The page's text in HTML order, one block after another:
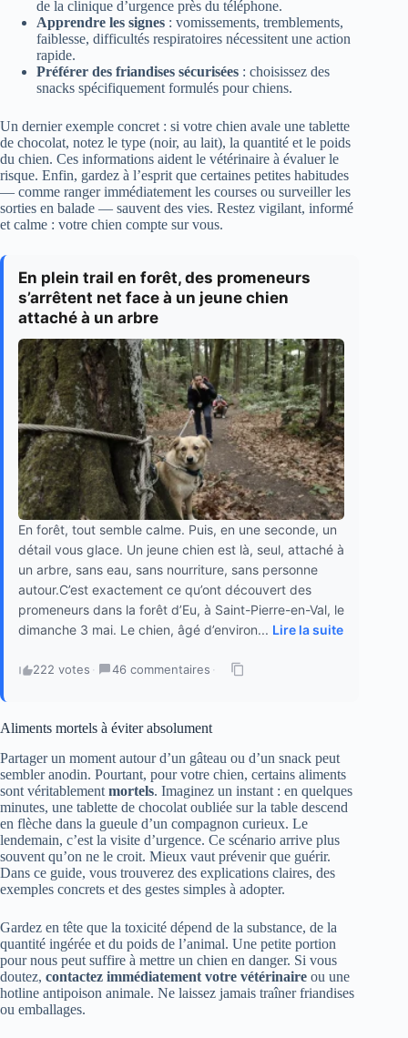
de la clinique d’urgence près du téléphone.
Apprendre les signes : vomissements, tremblements,
faiblesse, difficultés respiratoires nécessitent une action
rapide.
Préférer des friandises sécurisées : choisissez des
snacks spécifiquement formulés pour chiens.
Un dernier exemple concret : si votre chien avale une tablette
de chocolat, notez le type (noir, au lait), la quantité et le poids
du chien. Ces informations aident le vétérinaire à évaluer le
risque. Enfin, gardez à l’esprit que certaines petites habitudes
— comme ranger immédiatement les courses ou surveiller les
sorties en balade — sauvent des vies. Restez vigilant, informé
et calme : votre chien compte sur vous.
En plein trail en forêt, des promeneurs
s’arrêtent net face à un jeune chien
attaché à un arbre
En forêt, tout semble calme. Puis, en une seconde, un
détail vous glace. Un jeune chien est là, seul, attaché à
un arbre, sans eau, sans nourriture, sans personne
autour.C’est exactement ce qu’ont découvert des
promeneurs dans la forêt d’Eu, à Saint-Pierre-en-Val, le
dimanche 3 mai. Le chien, âgé d’environ... Lire la suite
222 votes · 46 commentaires ·
Aliments mortels à éviter absolument
Partager un moment autour d’un gâteau ou d’un snack peut
sembler anodin. Pourtant, pour votre chien, certains aliments
sont véritablement mortels. Imaginez un instant : en quelques
minutes, une tablette de chocolat oubliée sur la table descend
en flèche dans la gueule d’un compagnon curieux. Le
lendemain, c’est la visite d’urgence. Ce scénario arrive plus
souvent qu’on ne le croit. Mieux vaut prévenir que guérir.
Dans ce guide, vous trouverez des explications claires, des
exemples concrets et des gestes simples à adopter.
Gardez en tête que la toxicité dépend de la substance, de la
quantité ingérée et du poids de l’animal. Une petite portion
pour nous peut suffire à mettre un chien en danger. Si vous
doutez, contactez immédiatement votre vétérinaire ou une
hotline antipoison animale. Ne laissez jamais traîner friandises
ou emballages.